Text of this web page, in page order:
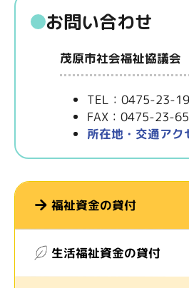
お問い合わせ
茂原市社会福祉協議
TEL：0475-23-
FAX：0475-23-
所在地・交通アク
福祉資金の貸付
生活福祉資金の貸付